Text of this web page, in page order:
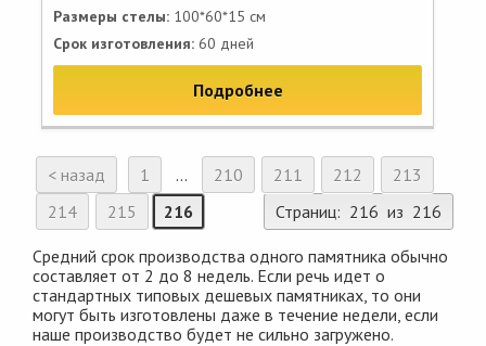
Размеры стелы: 100*60*15 см
Срок изготовления: 60 дней
Подробнее
< назад 1 ... 210 211 212
213
214
215 216 Страниц: 216 из 216
Средний срок производства одного памятника обычно
составляет от 2 до 8 недель. Если речь идет о
стандартных типовых дешевых памятниках, то они
могут быть изготовлены даже в течение недели, если
наше производство будет не сильно загружено.